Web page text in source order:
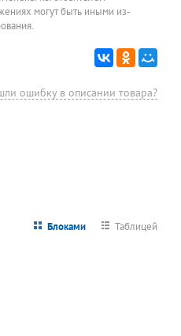
могут быть иными из-
ошибку в описании товара?
Блоками Таблицей